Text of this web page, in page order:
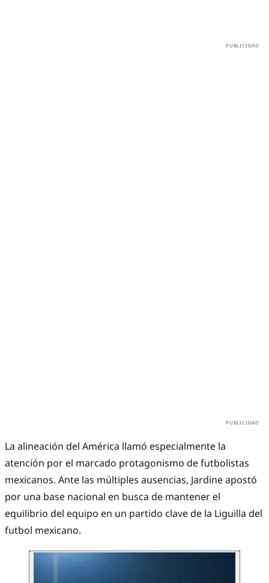
La alineación del América llamó especialmente la
atención por el marcado protagonismo de futbolistas
mexicanos. Ante las múltiples ausencias, Jardine apostó
por una base nacional en busca de mantener el
equilibrio del equipo en un partido clave de la Liguilla del
futbol mexicano.